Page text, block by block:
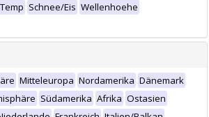
Schnee/Eis Wellenhoehe
Mitteleuropa Nordamerika Dänemark
Südamerika Afrika Ostasien